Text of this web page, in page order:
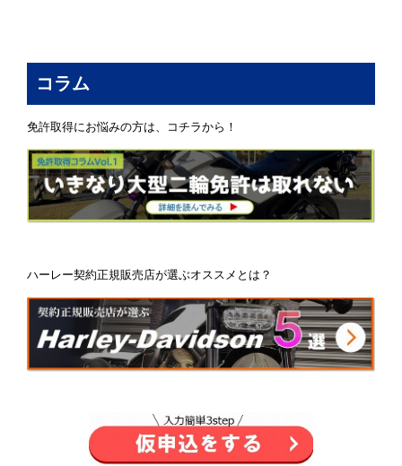
コラム
免許取得にお悩みの方は、コチラから！
ハーレー契約正規販売店が選ぶオススメとは？